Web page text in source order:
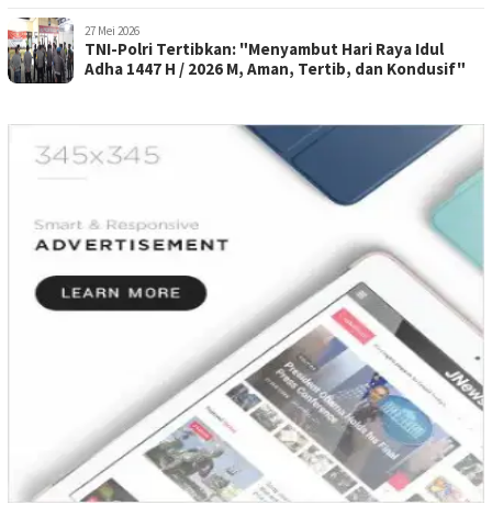
27 Mei 2026
TNI-Polri Tertibkan: "Menyambut Hari Raya Idul
Adha 1447 H / 2026 M, Aman, Tertib, dan Kondusif"